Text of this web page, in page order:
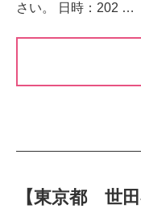
さい。 日時：202 …
【東京都 世